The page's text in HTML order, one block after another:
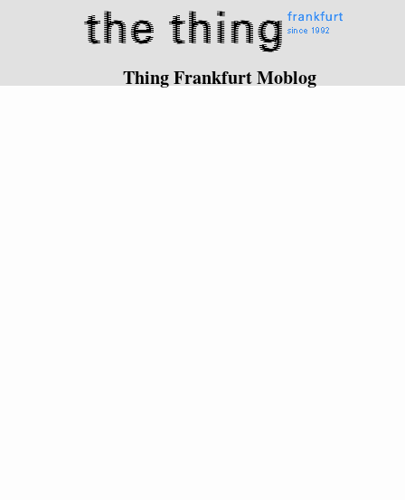
Thing Frankfurt Moblog